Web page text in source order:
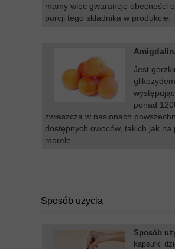
mamy więc gwarancję obecności
porcji tego składnika w produkcie.
Jest
glikozydem
ponad
zwłaszcza w nasionach
dostępnych owoców, takich jak na
morele.
Sposób użycia
Sposób
kapsułki